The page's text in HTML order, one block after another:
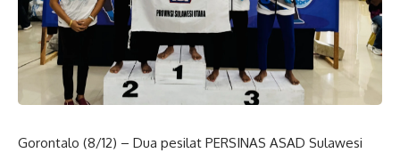
Gorontalo (8/12) – Dua pesilat PERSINAS ASAD Sulawesi